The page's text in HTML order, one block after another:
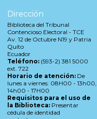
Dirección
Biblioteca del Tribunal
Contencioso Electoral - TCE
Av. 12 de Octubre N19 y Patria
Quito
Ecuador
Teléfono: (593-2) 381 5000
ext. 722
Horario de atención: De
lunes a viernes: 08H00 - 13h00,
14h00 - 17H00
Requisitos para el uso de
la Biblioteca: Presentar
cédula de identidad